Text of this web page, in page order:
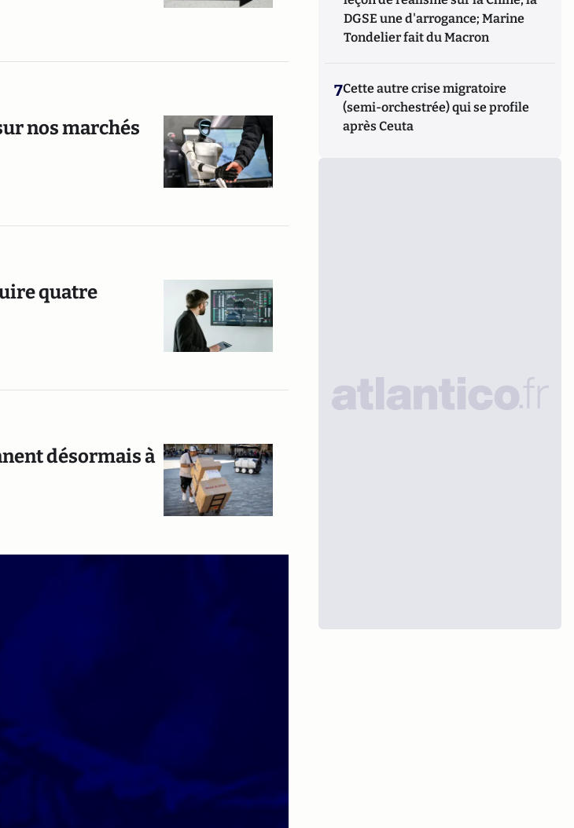
nos marchés
quatre
désormais à
DGSE une d'arrogance; Marine
Tondelier fait du Macron
7Cette autre crise migratoire
(semi-orchestrée) qui se profile
après Ceuta